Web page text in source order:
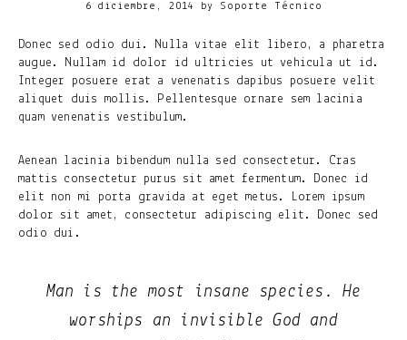
6 diciembre, 2014 by Soporte Técnico
Donec sed odio dui. Nulla vitae elit libero, a pharetra
augue. Nullam id dolor id ultricies ut vehicula ut id.
Integer posuere erat a venenatis dapibus posuere velit
aliquet duis mollis. Pellentesque ornare sem lacinia
quam venenatis vestibulum.
Aenean lacinia bibendum nulla sed consectetur. Cras
mattis consectetur purus sit amet fermentum. Donec id
elit non mi porta gravida at eget metus. Lorem ipsum
dolor sit amet, consectetur adipiscing elit. Donec sed
odio dui.
Man is the most insane species. He
worships an invisible God and